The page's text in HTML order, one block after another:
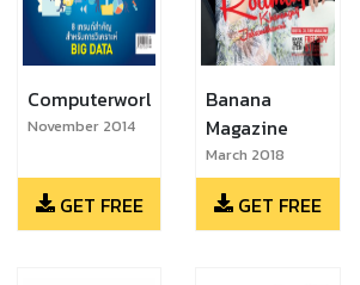
Computerworld
November 2014
GET FREE
Banana
Magazine
March 2018
GET FREE